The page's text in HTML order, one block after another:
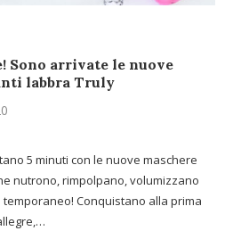
Sono arrivate le nuove
labbra Truly
5 minuti con le nuove maschere
nutrono, rimpolpano, volumizzano
Conquistano alla prima